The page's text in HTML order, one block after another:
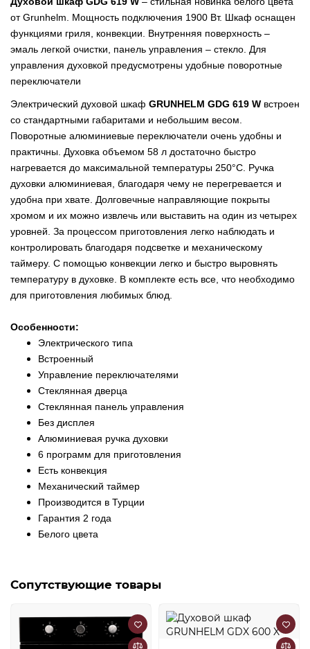
от Grunhelm. Мощность подключения 1900 Вт. Шкаф оснащен
функциями гриля, конвекции. Внутренняя поверхность –
эмаль легкой очистки, панель управления – стекло. Для
управления духовкой предусмотрены удобные поворотные
переключатели
Электрический духовой шкаф GRUNHELM GDG 619 W встроен
со стандартными габаритами и небольшим весом.
Поворотные алюминиевые переключатели очень удобны и
практичны. Духовка объемом 58 л достаточно быстро
нагревается до максимальной температуры 250°С. Ручка
духовки алюминиевая, благодаря чему не перегревается и
удобна при хвате. Долговечные направляющие покрыты
хромом и их можно извлечь или выставить на один из четырех
уровней. За процессом приготовления легко наблюдать и
контролировать благодаря подсветке и механическому
таймеру. С помощью конвекции легко и быстро выровнять
температуру в духовке. В комплекте есть все, что необходимо
для приготовления любимых блюд.
Особенности:
Электрического типа
Встроенный
Управление переключателями
Стеклянная дверца
Стеклянная панель управления
Без дисплея
Алюминиевая ручка духовки
6 программ для приготовления
Есть конвекция
Механический таймер
Производится в Турции
Гарантия 2 года
Белого цвета
Сопутствующие товары